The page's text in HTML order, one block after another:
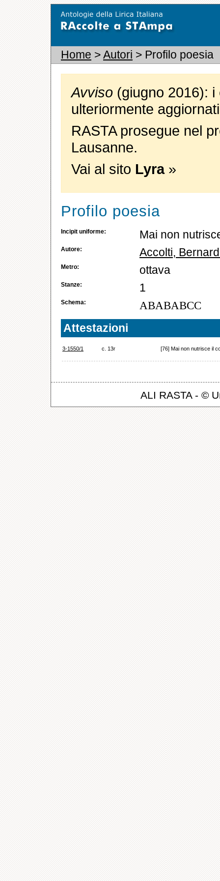
Home >Autori > Profilo poesia
Avviso (giugno 2016):
ulteriormente
RASTA prosegue nel
Lausanne.
Vai al sito Lyra»
Profilo poesia
Incipit uniforme: Mai non
Autore: Accolti,
Metro: ottava
Stanze: 1
Schema:
ABABABCC
Attestazioni
3-1550/1 c. 13r [76] Mai non nutrisce il
ALI RASTA - ©